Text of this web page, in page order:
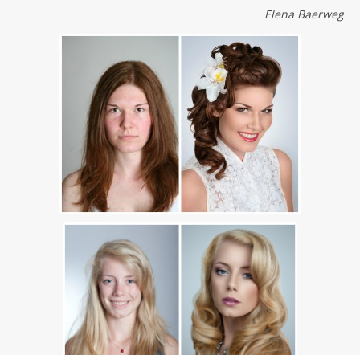
Elena Baerweg